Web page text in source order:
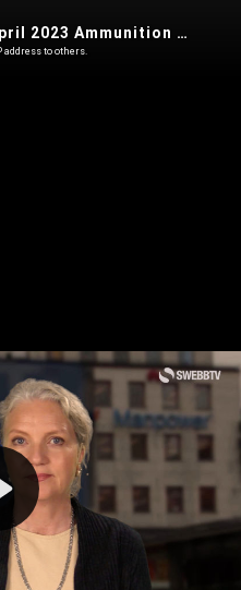
Play
Video
Swebbtv nyheter 26 april 2023 Ammunition med utarmat uran till Ukraina och riksbanken höjer räntan
to others.